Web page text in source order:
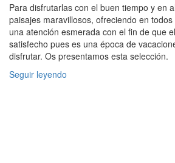
Para disfrutarlas con el buen tiempo y en
paisajes maravillosos, ofreciendo en
una atención esmerada con el fin de que
satisfecho pues es una época de
disfrutar. Os presentamos esta selección.
Seguir leyendo